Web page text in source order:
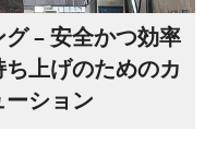
– 安全かつ効率
上げのためのカ
ション